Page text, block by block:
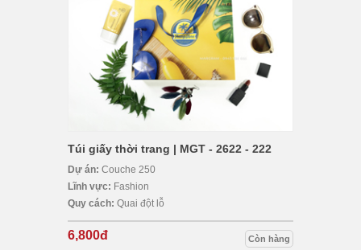
Túi giấy thời trang | MGT - 2622 - 222
Dự án: Couche 250
Lĩnh vực: Fashion
Quy cách: Quai đột lỗ
6,800đ Còn hàng